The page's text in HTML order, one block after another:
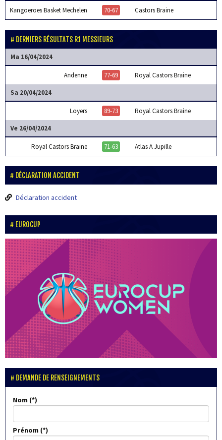
Kangoeroes Basket Mechelen 70-67 Castors Braine
DERNIERS RÉSULTATS R1 MESSIEURS
Ma 16/04/2024
Andenne 77-69 Royal Castors Braine
Sa 20/04/2024
Loyers 89-73 Royal Castors Braine
Ve 26/04/2024
Royal Castors Braine 71-63 Atlas A Jupille
DÉCLARATION ACCIDENT
Déclaration accident
EUROCUP
DEMANDE DE RENSEIGNEMENTS
Nom
Prénom